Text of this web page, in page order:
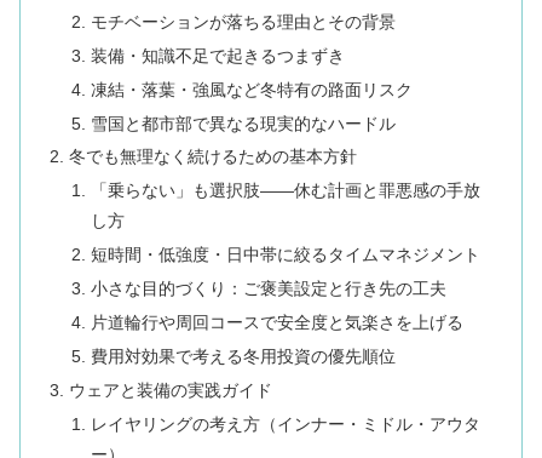
モチベーションが落ちる理由とその背景
装備・知識不足で起きるつまずき
凍結・落葉・強風など冬特有の路面リスク
雪国と都市部で異なる現実的なハードル
冬でも無理なく続けるための基本方針
「乗らない」も選択肢――休む計画と罪悪感の手放
し方
短時間・低強度・日中帯に絞るタイムマネジメント
小さな目的づくり：ご褒美設定と行き先の工夫
片道輪行や周回コースで安全度と気楽さを上げる
費用対効果で考える冬用投資の優先順位
ウェアと装備の実践ガイド
レイヤリングの考え方（インナー・ミドル・アウタ
ー）